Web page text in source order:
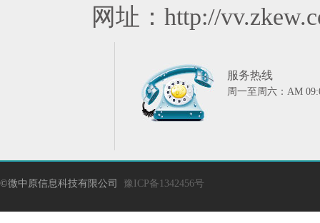
网址：http://
服务热线
周一至周六：AM
©微中原信息科技有限公司 豫ICP备1342456号